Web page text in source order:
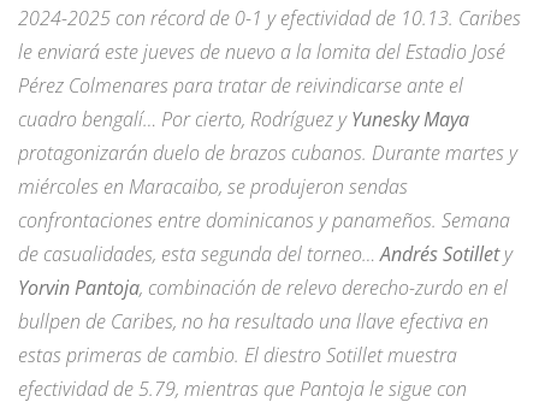
2024-2025 con récord de 0-1 y efectividad de 10.13. Caribes
le enviará este jueves de nuevo a la lomita del Estadio José
Pérez Colmenares para tratar de reivindicarse ante el
cuadro bengalí… Por cierto, Rodríguez yYunesky Maya
protagonizarán duelo de brazos cubanos. Durante martes y
miércoles en Maracaibo, se produjeron sendas
confrontaciones entre dominicanos y panameños. Semana
de casualidades, esta segunda del torneo…Andrés Sotillety
Yorvin Pantoja, combinación de relevo derecho-zurdo en el
bullpen de Caribes, no ha resultado una llave efectiva en
estas primeras de cambio. El diestro Sotillet muestra
efectividad de 5.79, mientras que Pantoja le sigue con